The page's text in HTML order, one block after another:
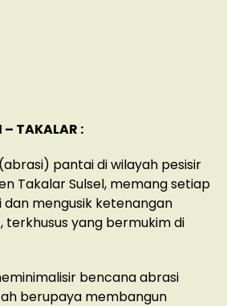
TAKALAR :
pantai di wilayah pesisir
Takalar Sulsel, memang setiap
mengusik ketenangan
yang bermukim di
bencana abrasi
berupaya membangun